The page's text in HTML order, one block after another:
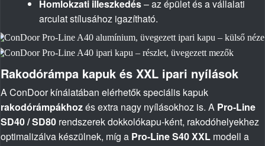
Homlokzati illeszkedés– az épület és a vállalati
arculat stílusához igazítható.
Rakodórámpa kapuk és XXL ipari nyílások
A ConDoor kínálatában elérhetők speciális kapuk
rakodórámpákhozés extra nagy nyílásokhoz is. A Pro-Line
SD40 / SD80 rendszerek dokkolókapu-ként, rakodóhelyekhez
optimalizálva készülnek, míg a Pro-Line S40 XXL modell a